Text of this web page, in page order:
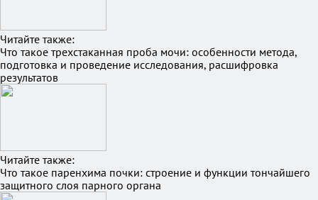
Читайте также:
Что такое трехстаканная проба мочи: особенности метода,
подготовка и проведение исследования, расшифровка
результатов
Читайте также:
Что такое паренхима почки: строение и функции тончайшего
защитного слоя парного органа